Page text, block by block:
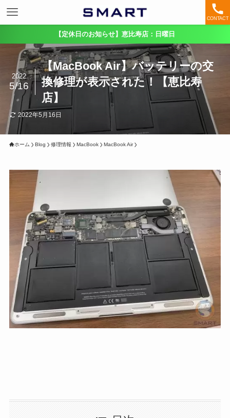
CONTACT
【定休日のお知らせ】恵比寿店：日曜日
【MacBook Air】バッテリーの交
換修理が表示された！【恵比寿
店】
2022
5/16
2022年5月16日
ホーム Blog 修理情報 MacBook MacBook Air